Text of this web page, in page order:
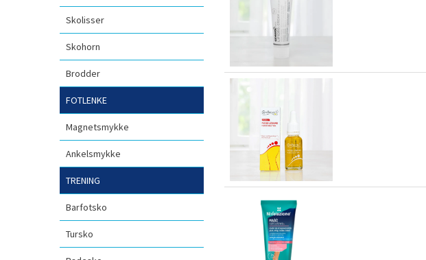
Skolisser
Skohorn
Brodder
FOTLENKE
Magnetsmykke
Ankelsmykke
TRENING
Barfotsko
Tursko